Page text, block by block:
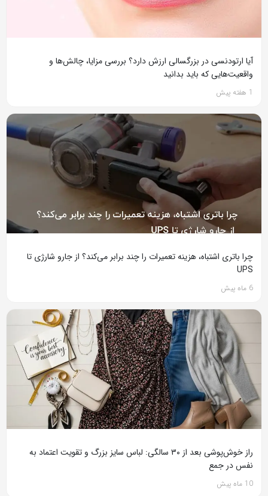
آیا ارتودنسی در بزرگسالی ارزش دارد؟ بررسی مزایا، چالش‌ها و
واقعیت‌هایی که باید بدانید
1 هفته پیش
چرا باتری اشتباه، هزینه تعمیرات را چند برابر می‌کند؟ از جارو شارژی تا
UPS
6 ماه پیش
راز خوش‌پوشی بعد از ۳۰ سالگی: لباس سایز بزرگ و تقویت اعتماد به
نفس در جمع
10 ماه پیش